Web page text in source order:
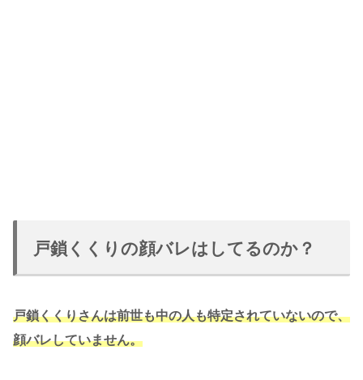
戸鎖くくりの顔バレはしてるのか？
戸鎖くくりさんは前世も中の人も特定されていないので、
顔バレしていません。